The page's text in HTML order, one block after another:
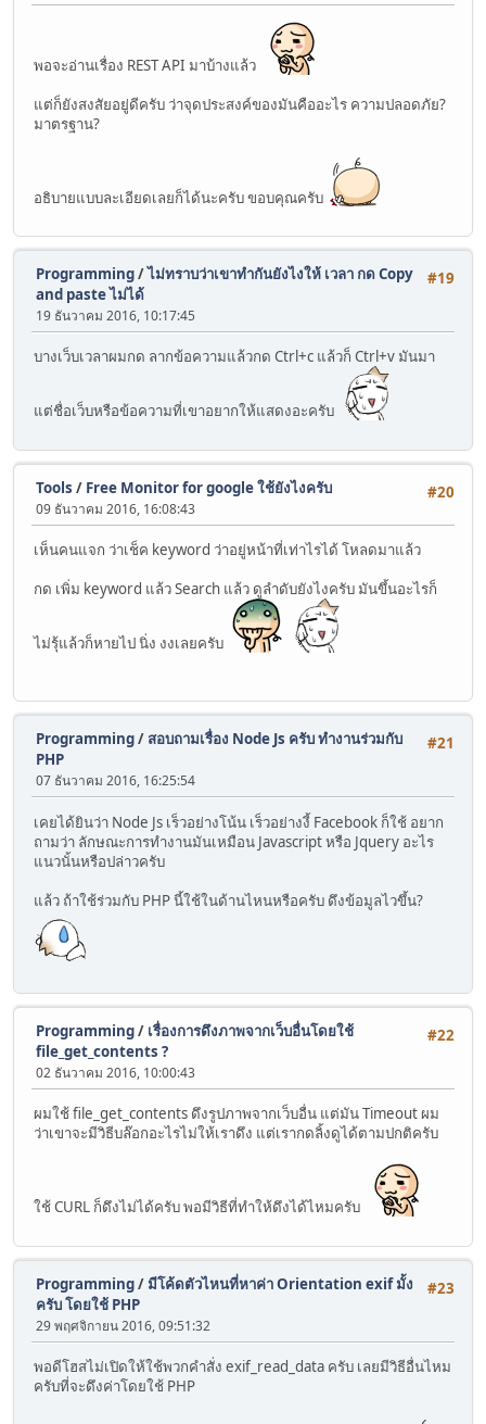
พอจะอ่านเรื่อง REST API มาบ้างแล้ว
แต่ก็ยังสงสัยอยู่ดีครับ ว่าจุดประสงค์ของมันคืออะไร ความปลอดภัย?
มาตรฐาน?
อธิบายแบบละเอียดเลยก็ได้นะครับ ขอบคุณครับ
#19
Programming/ไม่ทราบว่าเขาทำกันยังไงให้ เวลา กด Copy
and paste ไม่ได้
19 ธันวาคม 2016, 10:17:45
บางเว็บเวลาผมกด ลากข้อความแล้วกด Ctrl+c แล้วก็ Ctrl+v มันมา
แต่ชื่อเว็บหรือข้อความที่เขาอยากให้แสดงอะครับ
#20
Tools / Free Monitor for google ใช้ยังไงครับ
09 ธันวาคม 2016, 16:08:43
เห็นคนแจก ว่าเช็ค keyword ว่าอยู่หน้าที่เท่าไรได้ โหลดมาแล้ว
กด เพิ่ม keyword แล้ว Search แล้ว ดูลำดับยังไงครับ มันขึ้นอะไรก็
ไม่รุ้แล้วก็หายไป นิ่ง งงเลยครับ
#21
Programming/ สอบถามเรื่อง Node Js ครับ ทำงานร่วมกับ
PHP
07 ธันวาคม 2016, 16:25:54
เคยได้ยินว่า Node Js เร็วอย่างโน้น เร็วอย่างงี้ Facebook ก็ใช้ อยาก
ถามว่า ลักษณะการทำงานมันเหมือน Javascript หรือ Jquery อะไร
แนวนั้นหรือปล่าวครับ
แล้ว ถ้าใช้ร่วมกับ PHP นี้ใช้ในด้านไหนหรือครับ ดึงข้อมูลไวขึ้น?
#22
Programming/ เรื่องการดึงภาพจากเว็บอื่นโดยใช้
file_get_contents ?
02 ธันวาคม 2016, 10:00:43
ผมใช้ file_get_contents ดึงรูปภาพจากเว็บอื่น แต่มัน Timeout ผม
ว่าเขาจะมีวิธีบล๊อกอะไรไม่ให้เราดึง แต่เรากดลิ้งดูได้ตามปกติครับ
ใช้ CURL ก็ดึงไม่ได้ครับ พอมีวิธีที่ทำให้ดึงได้ไหมครับ
#23
Programming/ มีโค้ดตัวไหนที่หาค่า Orientation exif มั้ง
ครับ โดยใช้ PHP
29 พฤศจิกายน 2016, 09:51:32
พอดีโฮสไม่เปิดให้ใช้พวกคำสั่ง exif_read_data ครับ เลยมีวิธีอื่นไหม
ครับที่จะดึงค่าโดยใช้ PHP